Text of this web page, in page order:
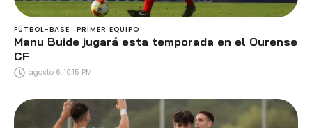
FÚTBOL-BASE PRIMER EQUIPO
Manu Buide jugará esta temporada en el Ourense
CF
agosto 6, 10:15 PM